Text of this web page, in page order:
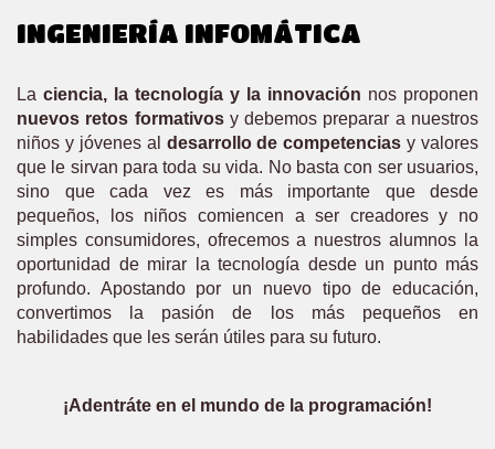
INGENIERÍA INFOMÁTICA
La ciencia, la tecnología y la innovación nos proponen
nuevos retos formativosy debemos preparar a nuestros
niños y jóvenes al desarrollo de competencias y valores
que le sirvan para toda su vida. No basta con ser usuarios,
sino que cada vez es más importante que desde
pequeños, los niños comiencen a ser creadores y no
simples consumidores, ofrecemos a nuestros alumnos la
oportunidad de mirar la tecnología desde un punto más
profundo. Apostando por un nuevo tipo de educación,
convertimos la pasión de los más pequeños en
habilidades que les serán útiles para su futuro.
¡Adentráte en el mundo de la programación!